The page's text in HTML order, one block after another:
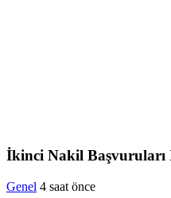
İkinci Nakil
Genel 4 saat önce